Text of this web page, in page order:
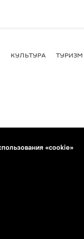
КУЛЬТУРА ТУРИЗМ
«cookie»